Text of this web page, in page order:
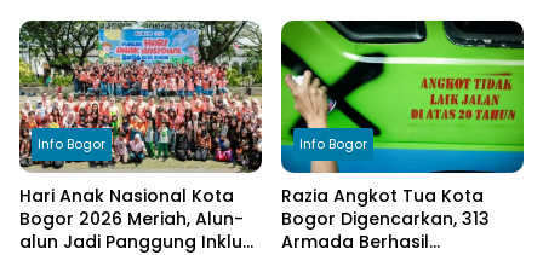
Terdampak Kekeringan
kepada Bupati Bogor
Info Bogor
Hari Anak Nasional Kota
Bogor 2026 Meriah, Alun-
alun Jadi Panggung Inklusi
Info Bogor
Razia Angkot Tua Kota
Bogor Digencarkan, 313
Armada Berhasil